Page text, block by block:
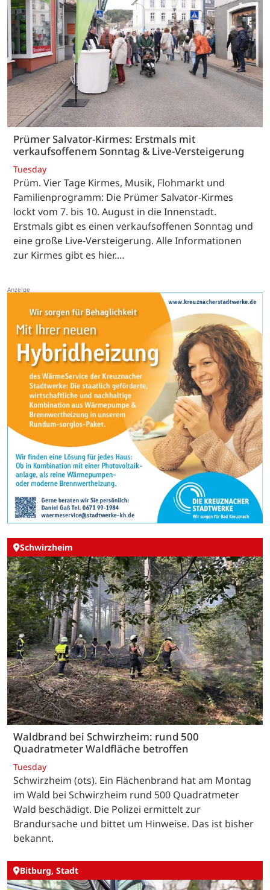
Prümer Salvator-Kirmes: Erstmals mit
verkaufsoffenem Sonntag & Live-Versteigerung
Tuesday
Prüm. Vier Tage Kirmes, Musik, Flohmarkt und
Familienprogramm: Die Prümer Salvator-Kirmes
lockt vom 7. bis 10. August in die Innenstadt.
Erstmals gibt es einen verkaufsoffenen Sonntag und
eine große Live-Versteigerung. Alle Informationen
zur Kirmes gibt es hier.…
Schwirzheim
Waldbrand bei Schwirzheim: rund 500
Quadratmeter Waldfläche betroffen
Tuesday
Schwirzheim (ots). Ein Flächenbrand hat am Montag
im Wald bei Schwirzheim rund 500 Quadratmeter
Wald beschädigt. Die Polizei ermittelt zur
Brandursache und bittet um Hinweise. Das ist bisher
bekannt.
Bitburg, Stadt